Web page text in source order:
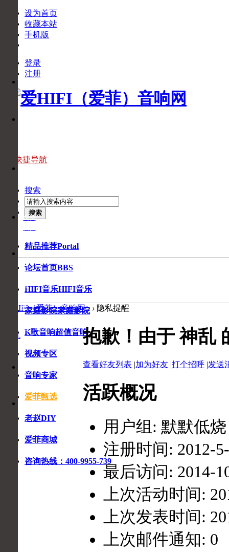
下
APP
官
条
免费
响
家
线
咨
询
藏
收
藏
本
页
设为首页
收藏本站
手机版
登录
注册
快捷导航
搜索
搜索
精品推荐Portal
论坛首页BBS
HIFI音乐HIFI音乐
家庭影院家庭影院
K歌音响超值音响
视频专区
音响专家
爱菲甄选
老赵DIY
爱菲商城
咨询热线：400-9955-739
爱HIFI（爱菲）音响网 › › 隐私提醒
神乱 抱歉！由于 神乱
查看好友列表 |加为好友 |打个招呼 |发送
活跃概况
用户组: 默默低烧
注册时间: 2012-
最后访问: 2014-
上次活动时间:
上次发表时间:
上次邮件通知: 0